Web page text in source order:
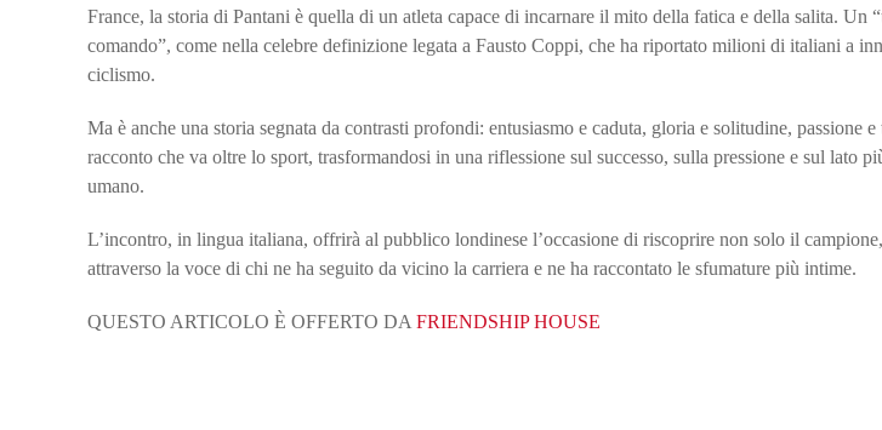
France, la storia di Pantani è quella di un atleta capace di incarnare il mito della fatica e della salita. Un
comando”, come nella celebre definizione legata a Fausto Coppi, che ha riportato milioni di italiani a
ciclismo.
Ma è anche una storia segnata da contrasti profondi: entusiasmo e caduta, gloria e solitudine, passione
racconto che va oltre lo sport, trasformandosi in una riflessione sul successo, sulla pressione e sul lato
umano.
L’incontro, in lingua italiana, offrirà al pubblico londinese l’occasione di riscoprire non solo il
attraverso la voce di chi ne ha seguito da vicino la carriera e ne ha raccontato le sfumature più intime.
QUESTO ARTICOLO È OFFERTO DA FRIENDSHIP HOUSE